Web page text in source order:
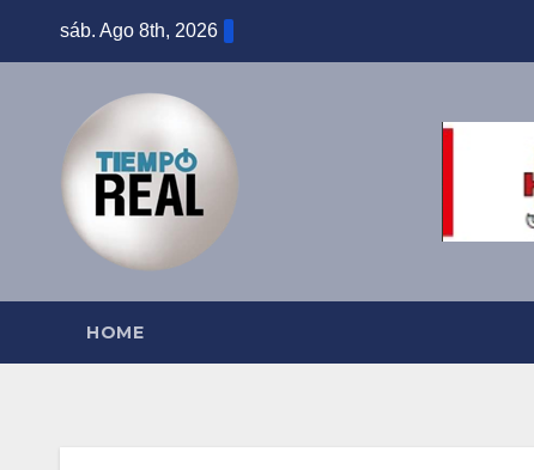
sáb. Ago 8th, 2026
HOME